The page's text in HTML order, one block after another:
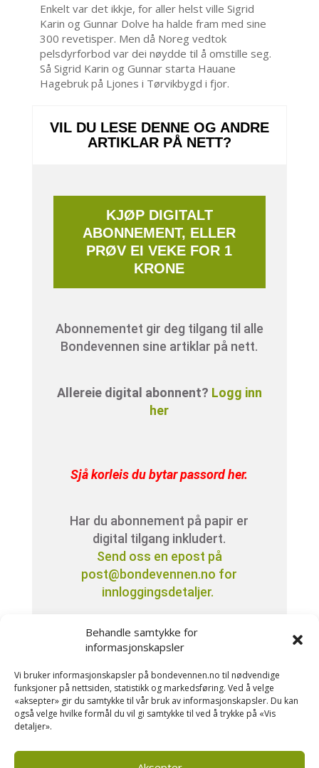
Behandle samtykke for
informasjonskapsler
Vi bruker informasjonskapsler på bondevennen.no til nødvendige
funksjoner på nettsiden, statistikk og markedsføring. Ved å velge
«aksepter» gir du samtykke til vår bruk av informasjonskapsler. Du kan
også velge hvilke formål du vil gi samtykke til ved å trykke på «Vis
detaljer».
Enkelt var det ikkje, for aller helst ville Sigrid
Karin og Gunnar Dolve ha halde fram med sine
300 revetisper. Men då Noreg vedtok
pelsdyrforbod var dei nøydde til å omstille seg.
Så Sigrid Karin og Gunnar starta Hauane
Hagebruk på Ljones i Tørvikbygd i fjor.
VIL DU LESE DENNE OG ANDRE
ARTIKLAR PÅ NETT?
KJØP DIGITALT
ABONNEMENT, ELLER
PRØV EI VEKE FOR 1
KRONE
Abonnementet gir deg tilgang til alle
Bondevennen sine artiklar på nett.
Allereie digital abonnent? Logg inn
her
Sjå korleis du bytar passord her.
Har du abonnement på papir er
digital tilgang inkludert.
Send oss en epost på
post@bondevennen.no for
innloggingsdetaljer.
Har du spørsmål angående
abonnement?
Kontakt oss på telefon 51 88 72 61
eller send ein e-post til
post@bondevennen.no.
Stikkord denne saka: Grønnsaker,Pelsdyr